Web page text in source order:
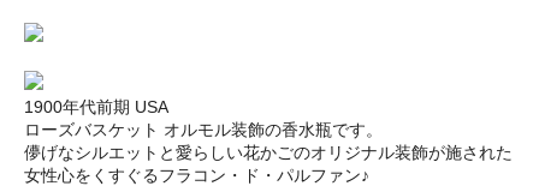
1900年代前期 USA
ローズバスケット オルモル装飾の香水瓶です。
儚げなシルエットと愛らしい花かごのオリジナル装飾が施された
女性心をくすぐるフラコン・ド・パルファン♪